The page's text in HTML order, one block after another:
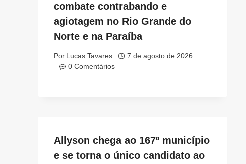
combate contrabando e
agiotagem no Rio Grande do
Norte e na Paraíba
Por Lucas Tavares
7 de agosto de 2026
0 Comentários
Allyson chega ao 167º município
e se torna o único candidato ao